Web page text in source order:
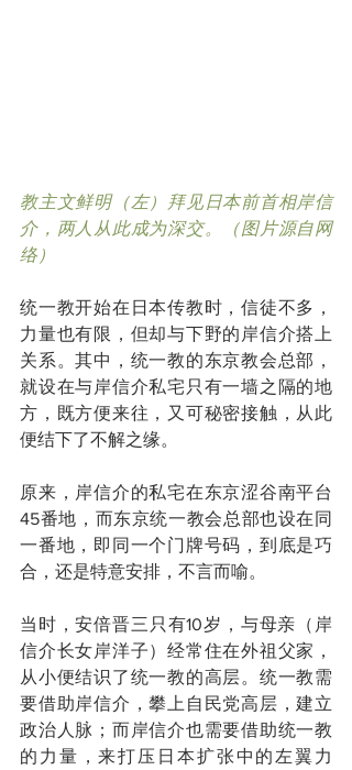
教主文鲜明（左）拜见日本前首相岸信
介，两人从此成为深交。（图片源自网
络）
统一教开始在日本传教时，信徒不多，
力量也有限，但却与下野的岸信介搭上
关系。其中，统一教的东京教会总部，
就设在与岸信介私宅只有一墙之隔的地
方，既方便来往，又可秘密接触，从此
便结下了不解之缘。
原来，岸信介的私宅在东京涩谷南平台
45番地，而东京统一教会总部也设在同
一番地，即同一个门牌号码，到底是巧
合，还是特意安排，不言而喻。
当时，安倍晋三只有10岁，与母亲（岸
信介长女岸洋子）经常住在外祖父家，
从小便结识了统一教的高层。统一教需
要借助岸信介，攀上自民党高层，建立
政治人脉；而岸信介也需要借助统一教
的力量，来打压日本扩张中的左翼力